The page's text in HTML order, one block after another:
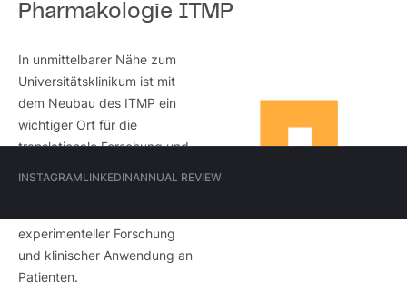
Hauptmenü
INSTAGRAM
INSTAGRAM
LINKEDIN
LINKEDIN
ANNUAL REVIEW
ANNUAL REVIEW
Pharmakologie ITMP
In unmittelbarer Nähe zum
Universitätsklinikum ist mit
dem Neubau des ITMP ein
wichtiger Ort für die
translationale Forschung und
experimenteller Forschung
und klinischer Anwendung an
Patienten.